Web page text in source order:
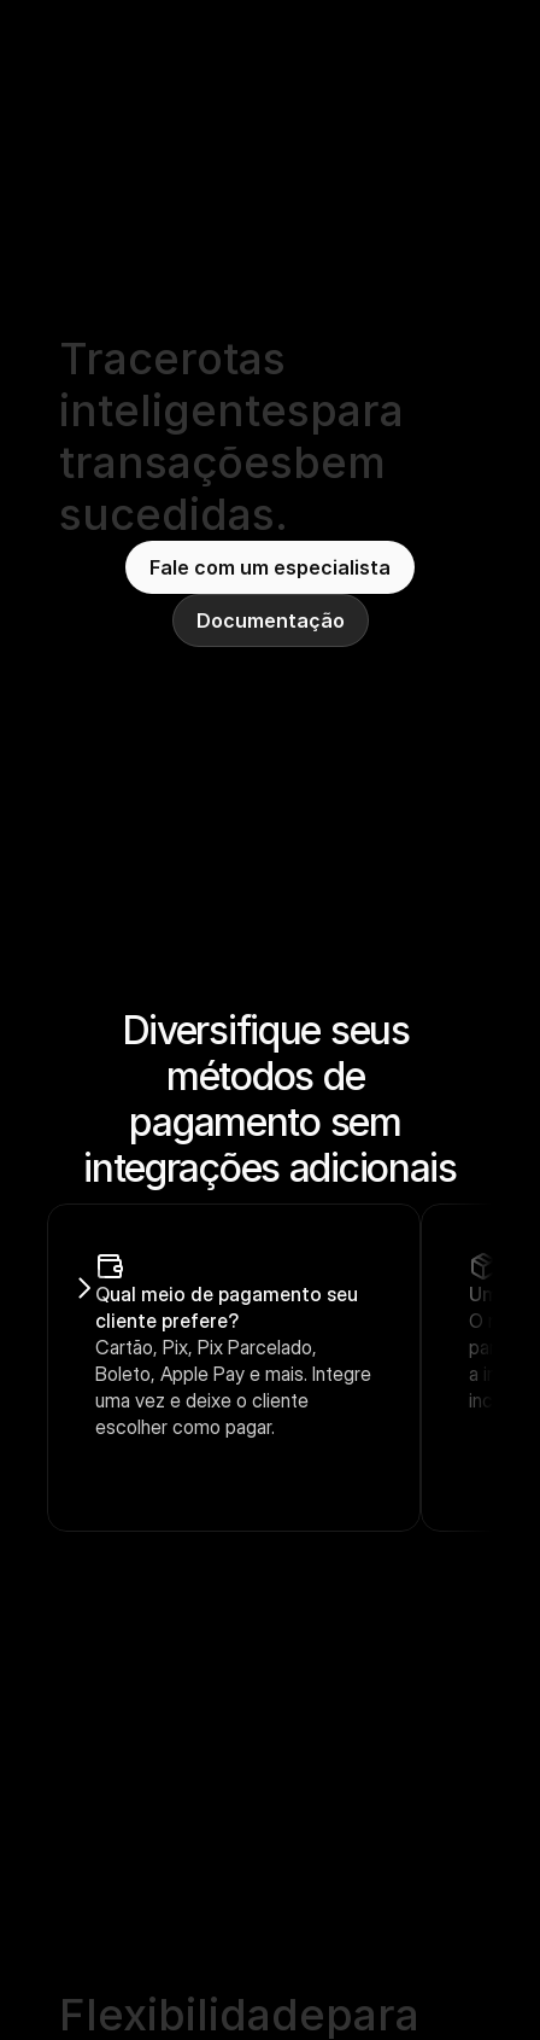
Tracerotas
inteligentespara
transaçõesbem
sucedidas.
Fale com um especialista
Documentação
Diversifique seus
métodos de
pagamento sem
integrações adicionais
Qual meio de pagamento seu
cliente prefere?
Cartão, Pix, Pix Parcelado,
Boleto, Apple Pay e mais. Integre
uma vez e deixe o cliente
escolher como pagar.
Um
O
para
a
incluir
Flexibilidadepara